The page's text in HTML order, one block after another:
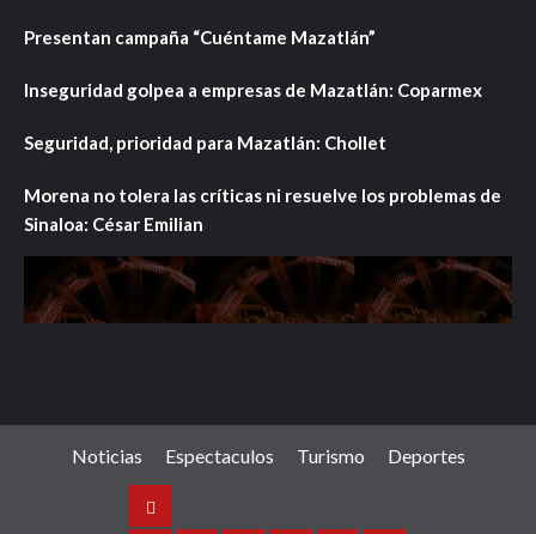
Presentan campaña “Cuéntame Mazatlán”
Inseguridad golpea a empresas de Mazatlán: Coparmex
Seguridad, prioridad para Mazatlán: Chollet
Morena no tolera las críticas ni resuelve los problemas de
Sinaloa: César Emilian
Noticias Espectaculos Turismo Deportes
Noticias